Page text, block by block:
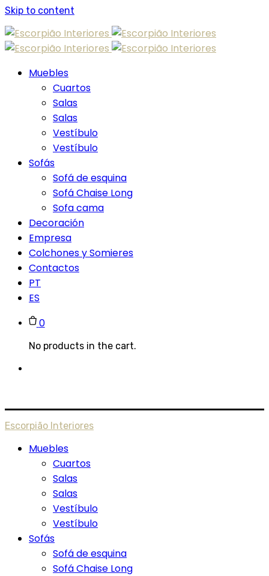
Skip to content
Muebles
Cuartos
Salas
Salas
Vestíbulo
Vestíbulo
Sofás
Sofá de esquina
Sofá Chaise Long
Sofa cama
Decoración
Empresa
Colchones y Somieres
Contactos
PT
ES
0
No products in the cart.
Escorpião Interiores
Muebles
Cuartos
Salas
Salas
Vestíbulo
Vestíbulo
Sofás
Sofá de esquina
Sofá Chaise Long